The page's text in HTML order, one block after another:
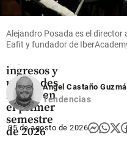
Economía
Mineros
ingresos y
utilidades
récord en
el primer
semestre
de 2026
Alejandro Posada es el
Eafit y fundador de
Ángel Castaño
Tendencias
05 de agosto de 2026